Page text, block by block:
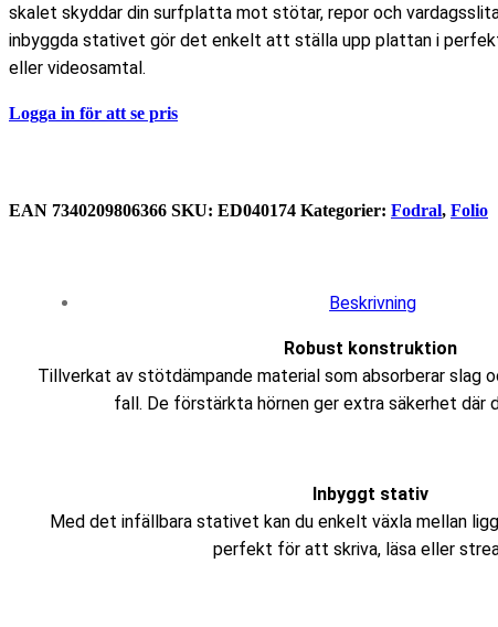
skalet skyddar din surfplatta mot stötar, repor och
inbyggda stativet gör det enkelt att ställa upp plattan i
eller videosamtal.
Logga in för att se pris
EAN ‌7340209806366 SKU: ED040174 Kategorier: Fodral, Folio
Beskrivning
Robust konstruktion
Tillverkat av stötdämpande material som absorberar slag
fall. De förstärkta hörnen ger extra säkerhet där
Inbyggt stativ
Med det infällbara stativet kan du enkelt växla mellan
perfekt för att skriva, läsa eller